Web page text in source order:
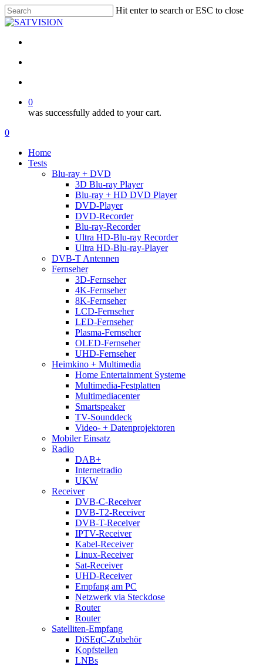
Skip
to
content
Hit enter to search or ESC to close
Close
0
was successfully added to your cart.
Menu
search
account
0
Home
Tests
Blu-ray + DVD
3D Blu-ray Player
Blu-ray + HD DVD Player
DVD-Player
DVD-Recorder
Blu-ray-Recorder
Ultra HD-Blu-ray Recorder
Ultra HD-Blu-ray-Player
DVB-T Antennen
Fernseher
3D-Fernseher
4K-Fernseher
8K-Fernseher
LCD-Fernseher
LED-Fernseher
Plasma-Fernseher
OLED-Fernseher
UHD-Fernseher
Heimkino + Multimedia
Home Entertainment Systeme
Multimedia-Festplatten
Multimediacenter
Smartspeaker
TV-Sounddeck
Video- + Datenprojektoren
Mobiler Einsatz
Radio
DAB+
Internetradio
UKW
Receiver
DVB-C-Receiver
DVB-T2-Receiver
DVB-T-Receiver
IPTV-Receiver
Kabel-Receiver
Linux-Receiver
Sat-Receiver
UHD-Receiver
Empfang am PC
Netzwerk via Steckdose
Router
Router
Satelliten-Empfang
DiSEqC-Zubehör
Kopfstellen
LNBs